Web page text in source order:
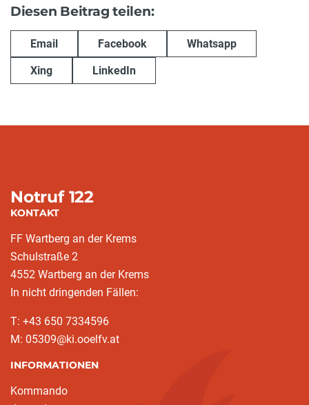
Diesen Beitrag teilen:
Email Facebook Whatsapp
Xing LinkedIn
Notruf 122
KONTAKT
FF Wartberg an der Krems
Schulstraße 2
4552 Wartberg an der Krems
In nicht dringenden Fällen:
T: +43 650 7334596
M: 05309@ki.ooelfv.at
INFORMATIONEN
Kommando